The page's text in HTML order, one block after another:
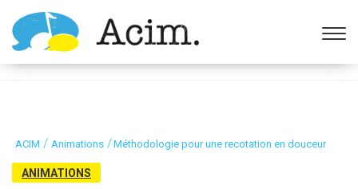
Ouvrir la barre d’outils
ACIM / Animations /Méthodologie pour une recotation en douceur
ANIMATIONS